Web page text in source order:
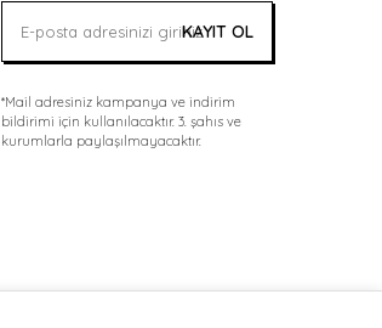
KAYIT OL
*Mail adresiniz kampanya ve indirim
bildirimi için kullanılacaktır. 3. şahıs ve
kurumlarla paylaşılmayacaktır.